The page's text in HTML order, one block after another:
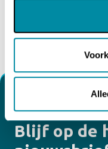
noodzakelijk’ om
kiezen welke cookies
ieder moment
informatie vind je in
Blijf op de
Je